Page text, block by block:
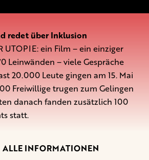
redet über Inklusion
UTOPIE: ein Film – ein einziger
Leinwänden – viele Gespräche
20.000 Leute gingen am 15. Mai
Freiwillige trugen zum Gelingen
danach fanden zusätzlich 100
statt.
ALLE INFORMATIONEN